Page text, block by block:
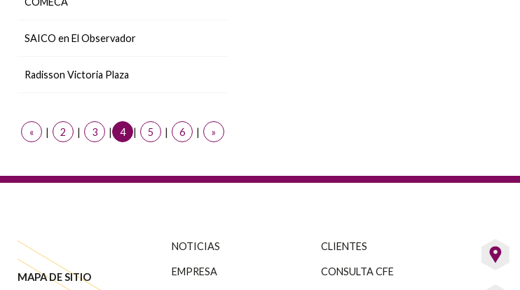
SAICO en El Observador
Radisson Victoria Plaza
« | 2 | 3 | 4 | 5 | 6 | »
MAPA DE SITIO
NOTICIAS
EMPRESA
CLIENTES
CONSULTA CFE